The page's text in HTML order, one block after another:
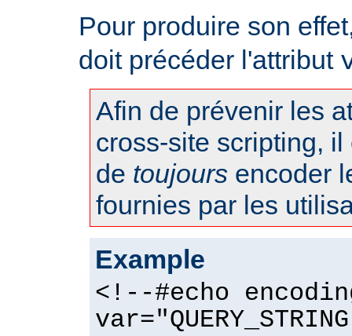
Pour produire son
doit précéder l'attribut
Afin de prévenir les
cross-site scripting,
de toujours encoder
fournies par les
Example
<!--#echo